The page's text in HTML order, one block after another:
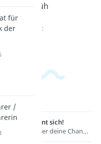
enfüh
Dauer:
Lernen lohnt sich!
Entdecke hier deine Chancen.
für
der
/